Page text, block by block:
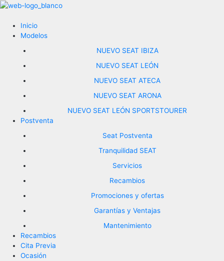
Ir
contenido
Inicio
Modelos
NUEVO SEAT IBIZA
NUEVO SEAT LEÓN
NUEVO SEAT ATECA
NUEVO SEAT ARONA
NUEVO SEAT LEÓN SPORTSTOURER
Postventa
Seat Postventa
Tranquilidad SEAT
Servicios
Recambios
Promociones y ofertas
Garantías y Ventajas
Mantenimiento
Recambios
Cita Previa
Ocasión